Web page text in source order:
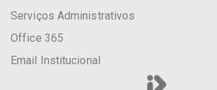
Serviços Administrativos
Office 365
Email Institucional